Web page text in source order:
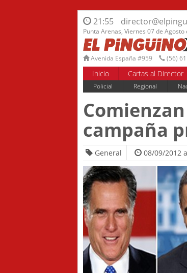
21:55
Punta Arenas, Viernes 07 de Agosto
Avenida España #959 (56)
Inicio Cartas al Director
Policial Regional
campaña
General
08/09/2012